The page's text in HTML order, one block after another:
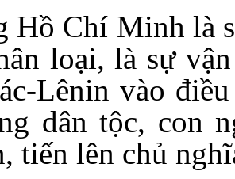
Hồ Chí Minh là
loại, là sự
Lênin vào
dân tộc, con
tiến lên chủ